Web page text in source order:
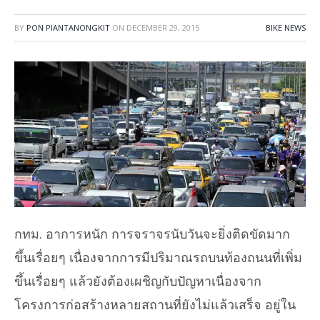
BY PON PIANTANONGKIT ON DECEMBER 29, 2015 BIKE NEWS
กทม. อาการหนัก การจราจรนับวันจะยิ่งติดขัดมาก
ขึ้นเรื่อยๆ เนื่องจากการมีปริมาณรถบนท้องถนนที่เพิ่ม
ขึ้นเรื่อยๆ แล้วยังต้องเผชิญกับปัญหาเนื่องจาก
โครงการก่อสร้างหลายสถานที่ยังไม่แล้วเสร็จ อยู่ใน